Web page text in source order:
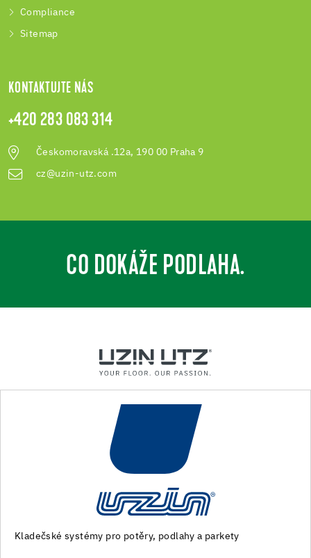
Compliance
Sitemap
KONTAKTUJTE NÁS
+420 283 083 314
Českomoravská .12a, 190 00 Praha 9
cz@uzin-utz.com
CO DOKÁŽE PODLAHA.
Stroje a speciální nářadí pro přípravu podkladu a pokládku